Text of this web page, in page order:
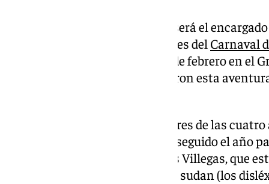
El coro ‘Las entrañas de Cádiz’ será el
Concurso Oficial de Agrupaciones del Carnaval
20.00 horas de este viernes 28 de febrero en el
134 agrupaciones que comenzaron esta
En el primer bloque de la final, tres de las
defienden el primer premio conseguido el año
Cádiz’ le sigue la chirigota de los Villegas, que
‘Cádiz, los que van a cantar te la sudan (los